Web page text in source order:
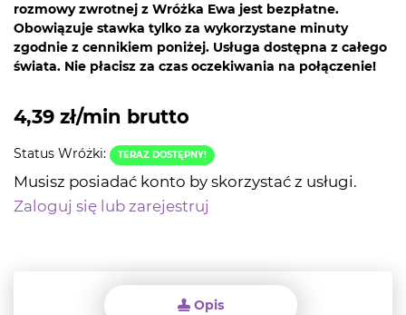
rozmowy zwrotnej z Wróżka Ewa jest bezpłatne.
Obowiązuje stawka tylko za wykorzystane minuty
zgodnie z cennikiem poniżej. Usługa dostępna z całego
świata. Nie płacisz za czas oczekiwania na połączenie!
4,39 zł/min brutto
Status Wróżki: TERAZ DOSTĘPNY!
Musisz posiadać konto by skorzystać z usługi.
Zaloguj się lub zarejestruj
Opis